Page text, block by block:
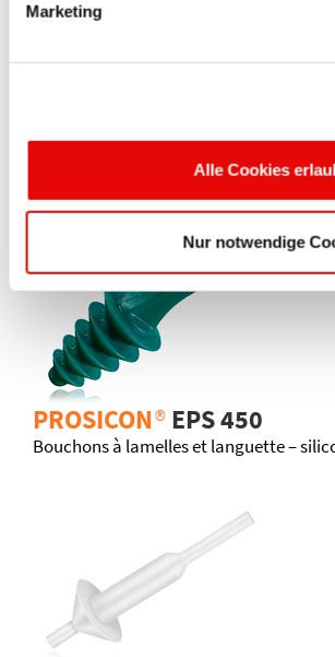
Marketing
Alle Cookies
Nur notwendige
EPS 125
PROSICON®EPS 450
Bouchons à lamelles et languette –